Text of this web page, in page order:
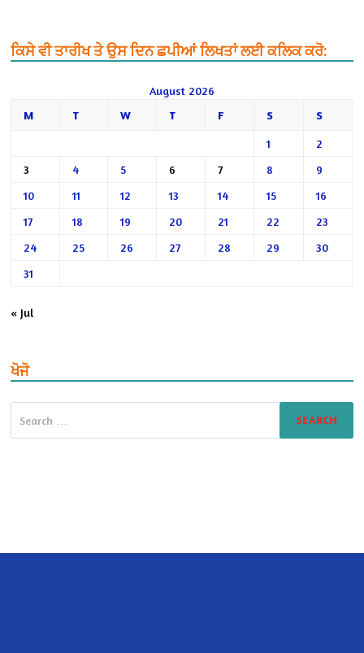
ਕਿਸੇ ਵੀ ਤਾਰੀਖ ਤੇ ਉਸ ਦਿਨ ਛਪੀਆਂ ਲਿਖਤਾਂ ਲਈ ਕਲਿਕ ਕਰੋ:
August 2026
M
T W T F S S
1
2
3
4 5 6 7 8
9
10
11 12 13 14 15
16
17
18 19 20 21 22
23
24
25 26 27 28 29
30
31
« Jul
ਖੋਜੋ
for: